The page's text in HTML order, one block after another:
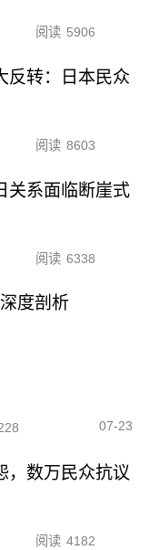
阅读 5906
反转：日本民众
阅读 8603
关系面临断崖式
阅读 6338
度剖析
07-23
，数万民众抗议
阅读 4182